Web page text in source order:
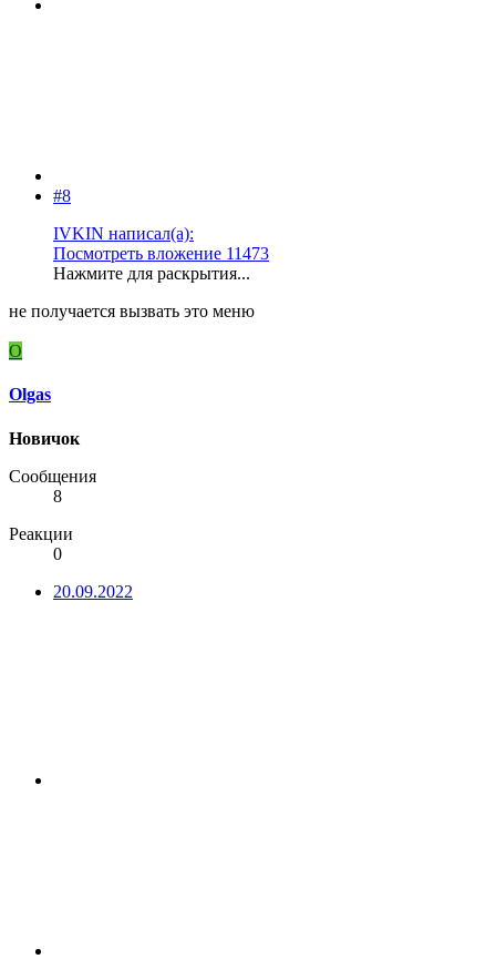
#8
IVKIN написал(а):
Посмотреть вложение 11473
Нажмите для раскрытия...
не получается вызвать это меню
O
Olgas
Новичок
Сообщения
8
Реакции
0
20.09.2022